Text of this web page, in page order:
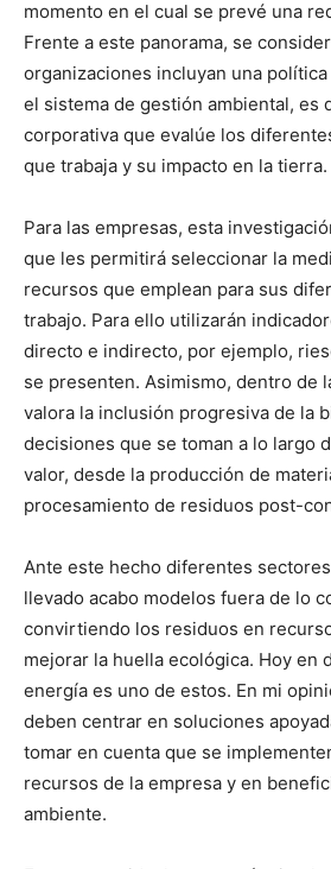
momento en el cual se prevé una
Frente a este panorama, se
organizaciones incluyan una
el sistema de gestión ambiental, es
corporativa que evalúe los
que trabaja y su impacto en la tierra.
Para las empresas, esta
que les permitirá seleccionar la
recursos que emplean para sus
trabajo. Para ello utilizarán
directo e indirecto, por ejemplo,
se presenten. Asimismo, dentro de
valora la inclusión progresiva de la
decisiones que se toman a lo largo
valor, desde la producción de
procesamiento de residuos post-
Ante este hecho diferentes
llevado acabo modelos fuera de lo
convirtiendo los residuos en
mejorar la huella ecológica. Hoy en
energía es uno de estos. En mi
deben centrar en soluciones
tomar en cuenta que se
recursos de la empresa y en
ambiente.